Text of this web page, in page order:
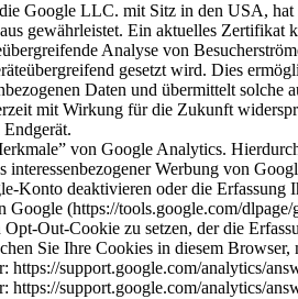
Google LLC. mit Sitz in den USA,
gewährleistet. Ein aktuelles
Analyse von
gesetzt wird. Dies
Daten und übermittelt solche
mit Wirkung für die Zukunft
von Google Analytics.
interessenbezogener Werbung von
Konto deaktivieren oder die
(https://tools.google.com/
Out-Cookie zu setzen, der die
Sie Ihre Cookies in diesem Browser,
support.google.com/analytics/
support.google.com/analytics/